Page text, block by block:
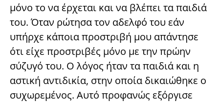
μόνο το να έρχεται και να βλέπει τα παιδιά
του. Όταν ρώτησα τον αδελφό του εάν
υπήρχε κάποια προστριβή μου απάντησε
ότι είχε προστριβές μόνο με την πρώην
σύζυγό του. Ο λόγος ήταν τα παιδιά και η
αστική αντιδικία, στην οποία δικαιώθηκε ο
συχωρεμένος. Αυτό προφανώς εξόργισε